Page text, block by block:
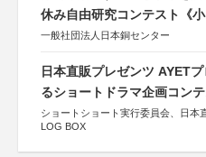
休み自由研究コンテスト《小
一般社団法人日本銅センター
日本直販プレゼンツ AYET
るショートドラマ企画コン
ショートショート実行委員会、日本
LOG BOX